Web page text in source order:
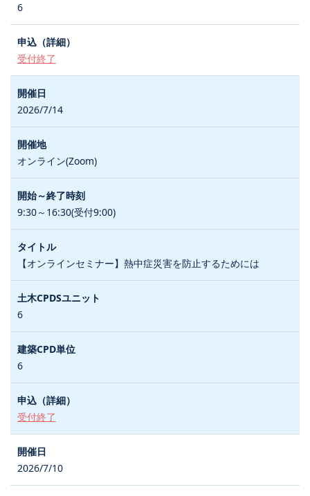
6
受付終了
2026/7/14
オンライン(Zoom)
9:30～16:30(受付9:00)
【オンラインセミナー】熱中症災害を防止するためには
6
6
受付終了
2026/7/10